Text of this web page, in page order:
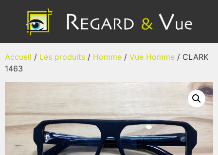
Accueil / Les produits / Homme / Vue Homme / CLARK
1463